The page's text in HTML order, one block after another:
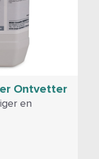
Ontvetter
en